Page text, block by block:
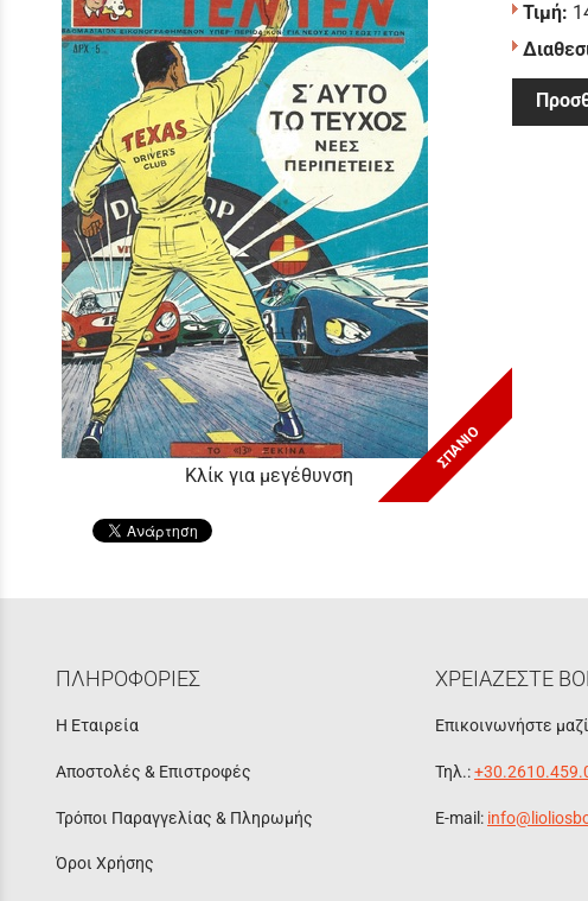
Κλίκ για μεγέθυνση
ΣΠΑΝΙΟ
Τιμή:
ΠΛΗΡΟΦΟΡΙΕΣ
Η Εταιρεία
Αποστολές & Επιστροφές
Τρόποι Παραγγελίας & Πληρωμής
Όροι Χρήσης
ΧΡΕΙΑΖΕΣΤΕ
Επικοινωνήστε
Τηλ.:
E-mail: